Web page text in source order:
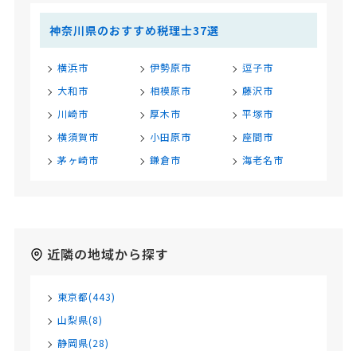
神奈川県のおすすめ税理士37選
横浜市 伊勢原市
逗子市
大和市
相模原市
藤沢市
川崎市
厚木市
平塚市
横須賀市
小田原市
座間市
茅ヶ崎市
鎌倉市 海老名市
近隣の地域から探す
東京都(443)
山梨県(8)
静岡県(28)